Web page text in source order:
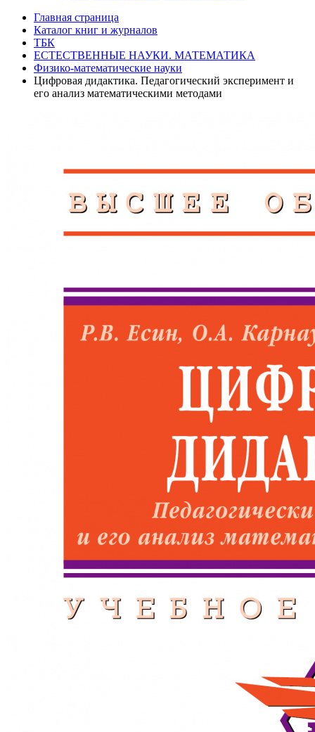
Главная страница
Каталог книг и журналов
ТБК
ЕСТЕСТВЕННЫЕ НАУКИ. МАТЕМАТИКА
Физико-математические науки
Цифровая дидактика. Педагогический эксперимент и
его анализ математическими методами